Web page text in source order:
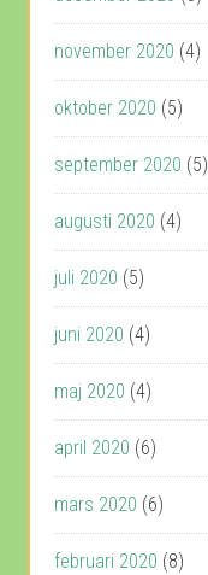
november 2020 (4)
oktober 2020 (5)
september 2020 (5)
augusti 2020 (4)
juli 2020 (5)
juni 2020 (4)
maj 2020 (4)
april 2020 (6)
mars 2020 (6)
februari 2020 (8)